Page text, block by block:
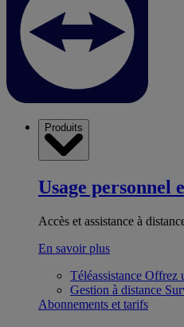
Produits
Usage personnel
Accès et assistance à
En savoir plus
Téléassistance Offrez
Gestion à distance
Abonnements et tarifs